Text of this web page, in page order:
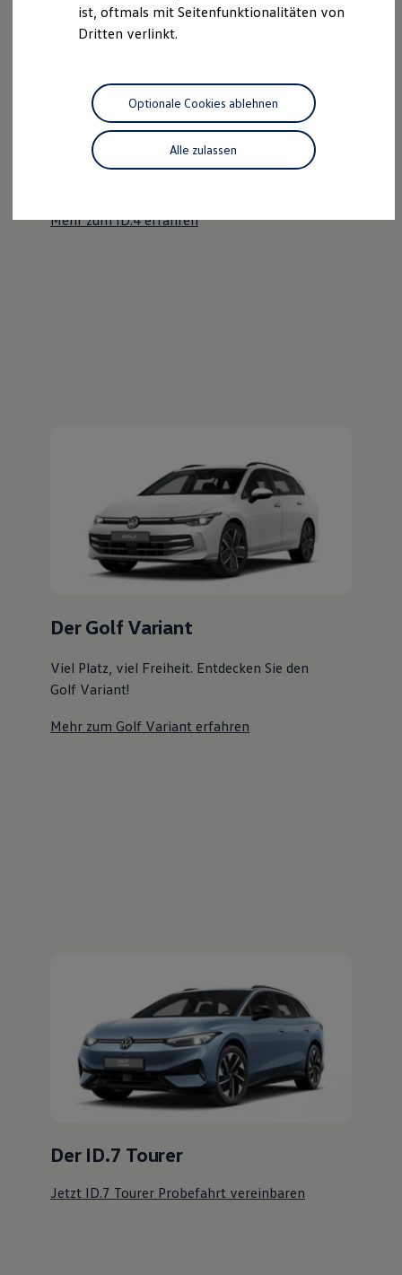
Software Updates
Service und Ersatzteile
Motorenöl und Flüssigkeiten
Räder und Reifen
Pannen- und Unfallhilfe
Economy Service
Volkswagen Teile
Zubehör
Entertainment und Elektronik
Live Beratung
Transport
Familie
Elektromobilität
Volkswagen R
Pannen- und Unfallhilfe
Der ID.4
Kraftvoll wie ein SUV, nachhaltig wie ein ID.
Mehr zum ID.4 erfahren
Der Golf Variant
Viel Platz, viel Freiheit. Entdecken Sie den
Golf Variant!
Mehr zum Golf Variant erfahren
Der ID.7 Tourer
Jetzt ID.7 Tourer Probefahrt vereinbaren
ist, oftmals mit Seitenfunktionalitäten von
Dritten verlinkt.
Alle zulassen
Optionale Cookies ablehnen